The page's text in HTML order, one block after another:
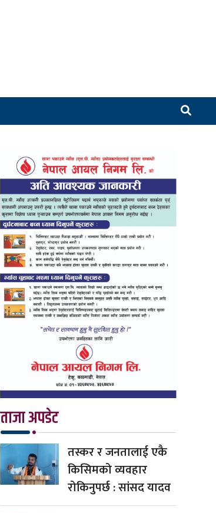
ताजा अपडेट
तस्कर र जनतालाई एकै
किसिमको व्यवहार
रोकिनुपर्छ : सांसद यादव